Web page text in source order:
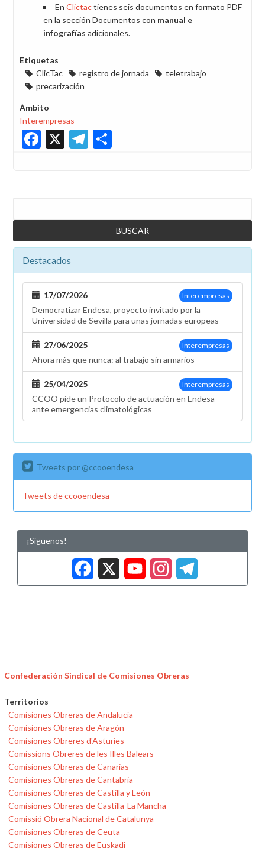
En Clictactienes seis documentos en formato PDF
en la sección Documentos con manual e
infografías adicionales.
Etiquetas
ClicTac
registro de jornada
teletrabajo
precarización
Ámbito
Interempresas
Facebook
X Telegram
Destacados
Interempresas
17/07/2026
Democratizar Endesa, proyecto invitado por la
Universidad de Sevilla para unas jornadas europeas
Interempresas
27/06/2025
Ahora más que nunca: al trabajo sin armarios
Interempresas
25/04/2025
CCOO pide un Protocolo de actuación en Endesa
ante emergencias climatológicas
Tweets por @ccooendesa
Tweets de ccooendesa
¡Síguenos!
Facebook
X
Confederación Sindical de Comisiones Obreras
Territorios
Comisiones Obreras de Andalucía
Comisiones Obreras de Aragón
Comisiones Obreres d'Asturies
Comissions Obreres de les Illes Balears
Comisiones Obreras de Canarias
Comisiones Obreras de Cantabria
Comisiones Obreras de Castilla y León
Comisiones Obreras de Castilla-La Mancha
Comissió Obrera Nacional de Catalunya
Comisiones Obreras de Ceuta
Comisiones Obreras de Euskadi